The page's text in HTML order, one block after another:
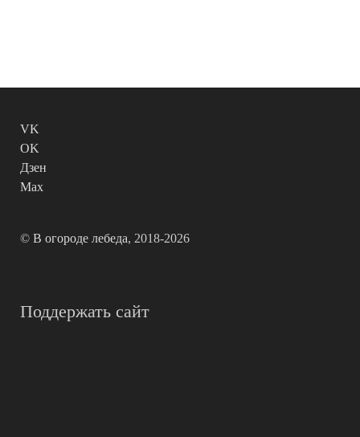
VK
OK
Дзен
Max
© В огороде лебеда, 2018-2026
Поддержать сайт